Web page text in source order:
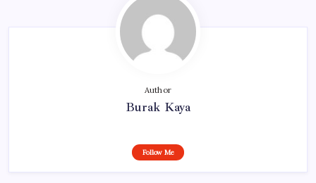
Author
Burak Kaya
Follow Me